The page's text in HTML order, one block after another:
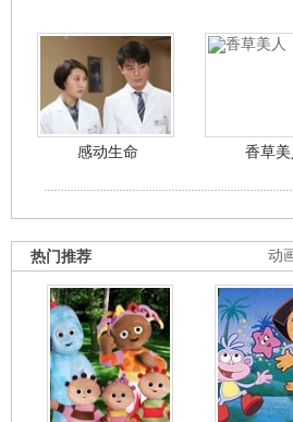
感动生命 香草美
动
热门推荐